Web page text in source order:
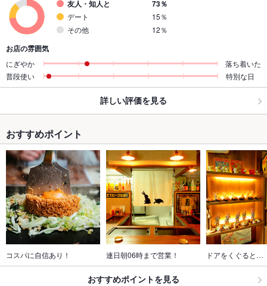
友人・知人と
73％
デート
15％
その他
12％
お店の雰囲気
にぎやか
落ち着いた
普段使い
特別な日
詳しい評価を見る
おすすめポイント
コスパに自信あり！ 連日朝06時まで営業！ ドアをくぐると…
おすすめポイントを見る